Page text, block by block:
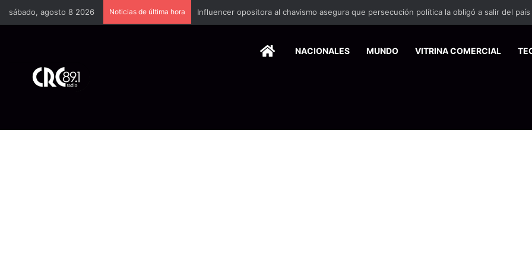
sábado, agosto 8 2026 Noticias de última hora
HOMENACIONALES MUNDO VITRINA COMERCIAL